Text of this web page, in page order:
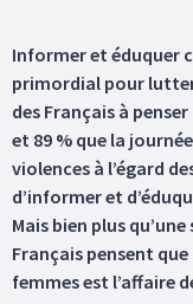
Informer et éduquer
primordial pour lutter
des Français à
et 89 % que la
violences à l’égard
d’informer et
Mais bien plus
Français pensent
femmes est l’affaire